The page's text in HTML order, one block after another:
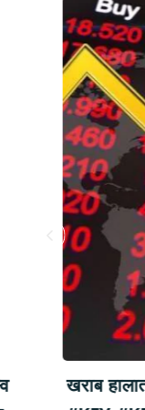
खराब हालात के